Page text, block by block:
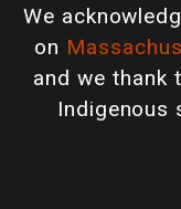
We
on
and we thank
Indigenous